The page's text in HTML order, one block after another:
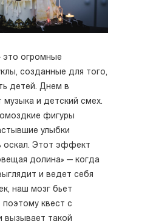
это огромные
созданные для того,
детей. Днем в
музыка и детский смех.
фигуры
улыбки
оскал. Этот эффект
долина» — когда
и ведет себя
наш мозг бьет
поэтому квест с
вызывает такой